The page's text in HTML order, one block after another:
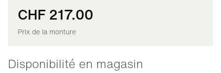
CHF 217.00
Prix de la monture
Disponibilité en magasin